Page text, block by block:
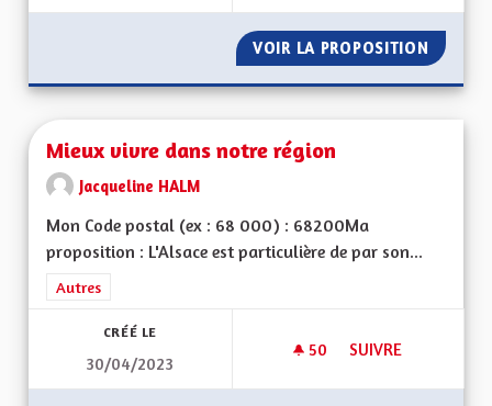
VOIR LA PROPOSITION ÉTAT
Mieux vivre dans notre région
Jacqueline HALM
Mon Code postal (ex : 68 000) : 68200Ma
proposition : L'Alsace est particulière de par son...
Filtrer les résultats de la catégorie : Autres
Autres
CRÉÉ LE
30/04/2023
50 50 ABONNÉS
SUIVRE